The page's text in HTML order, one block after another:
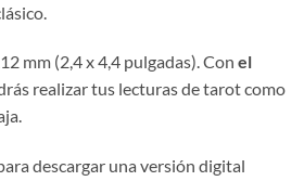
mm (2,4 x 4,4 pulgadas). Con el
realizar tus lecturas de tarot como
descargar una versión digital